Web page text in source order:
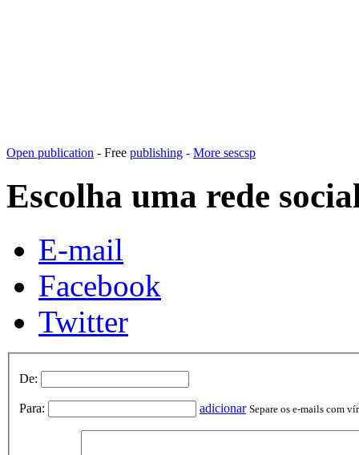
Open publication - Free publishing - More sescsp
Escolha uma rede
E-mail
Facebook
Twitter
De:
Para: adicionar Separe os e-mails com